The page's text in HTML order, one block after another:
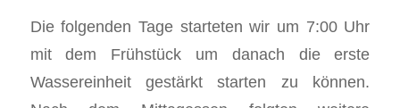
Die folgenden Tage starteten wir um 7:00 Uhr
mit dem Frühstück um danach die erste
Wassereinheit gestärkt starten zu können.